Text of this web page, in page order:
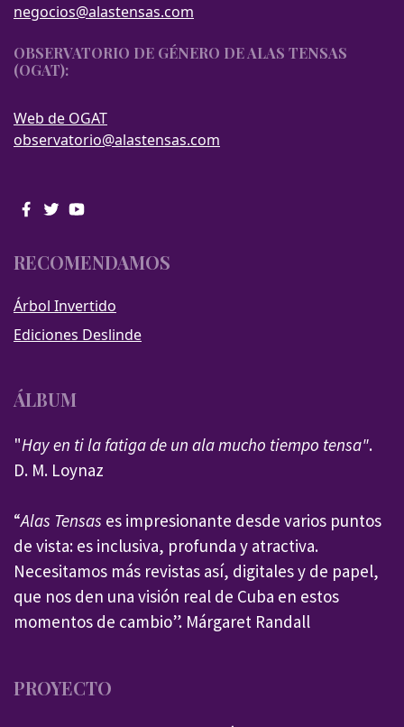
negocios@alastensas.com
OBSERVATORIO DE GÉNERO DE ALAS TENSAS
(OGAT):
Web de OGAT
observatorio@alastensas.com
RECOMENDAMOS
Árbol Invertido
Ediciones Deslinde
ÁLBUM
"Hay en ti la fatiga de un ala mucho tiempo tensa".
D. M. Loynaz
“Alas Tensas es impresionante desde varios puntos
de vista: es inclusiva, profunda y atractiva.
Necesitamos más revistas así, digitales y de papel,
que nos den una visión real de Cuba en estos
momentos de cambio”. Márgaret Randall
PROYECTO